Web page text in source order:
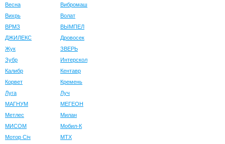
Весна
Вибромаш
Вихрь
Волат
ВРМЗ
ВЫМПЕЛ
ДЖИЛЕКС
Дровосек
Жук
ЗВЕРЬ
Зубр
Интерскол
Калибр
Кентавр
Корвет
Кремень
Луга
Луч
МАГНУМ
МЕГЕОН
Метлес
Милан
МИСОМ
Мобил-К
Мотор Сiч
МТХ